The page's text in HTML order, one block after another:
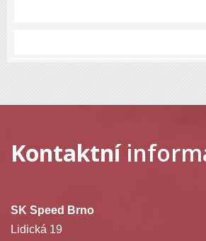
Kontaktní
SK Speed Brno
Lidická 19